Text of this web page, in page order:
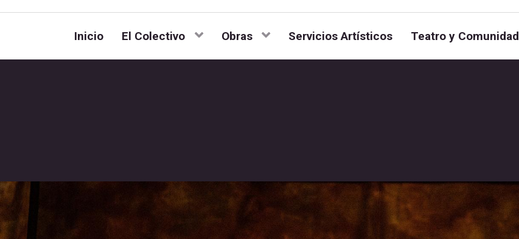
Inicio El Colectivo Obras Servicios Artísticos Teatro y Comunidad